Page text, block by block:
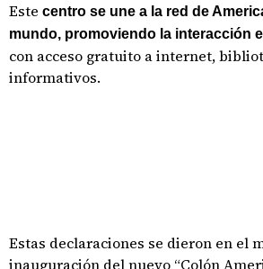
Este centro se une a la red de
mundo, promoviendo la interacción
con acceso gratuito a internet,
informativos.
Estas declaraciones se dieron en el
inauguración del nuevo “Colón